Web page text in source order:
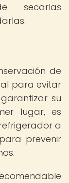
secarlas
de
para evitar
su
lugar, es
a
prevenir